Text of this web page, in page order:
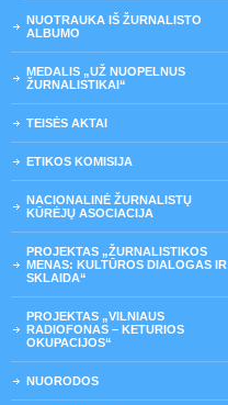
NUOTRAUKA IŠ ŽURNALISTO
ALBUMO
MEDALIS „UŽ NUOPELNUS
ŽURNALISTIKAI“
TEISĖS AKTAI
ETIKOS KOMISIJA
NACIONALINĖ ŽURNALISTŲ
KŪRĖJŲ ASOCIACIJA
PROJEKTAS „ŽURNALISTIKOS
MENAS: KULTŪROS DIALOGAS IR
SKLAIDA“
PROJEKTAS „VILNIAUS
RADIOFONAS – KETURIOS
OKUPACIJOS“
NUORODOS